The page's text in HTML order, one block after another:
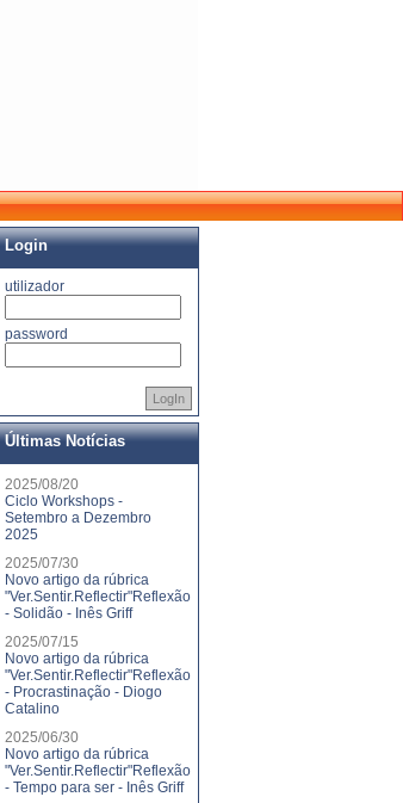
Login
utilizador
password
LogIn
Últimas Notícias
2025/08/20
Ciclo Workshops -
Setembro a Dezembro
2025
2025/07/30
Novo artigo da rúbrica
"Ver.Sentir.Reflectir"Reflexão
- Solidão - Inês Griff
2025/07/15
Novo artigo da rúbrica
"Ver.Sentir.Reflectir"Reflexão
- Procrastinação - Diogo
Catalino
2025/06/30
Novo artigo da rúbrica
"Ver.Sentir.Reflectir"Reflexão
- Tempo para ser - Inês Griff